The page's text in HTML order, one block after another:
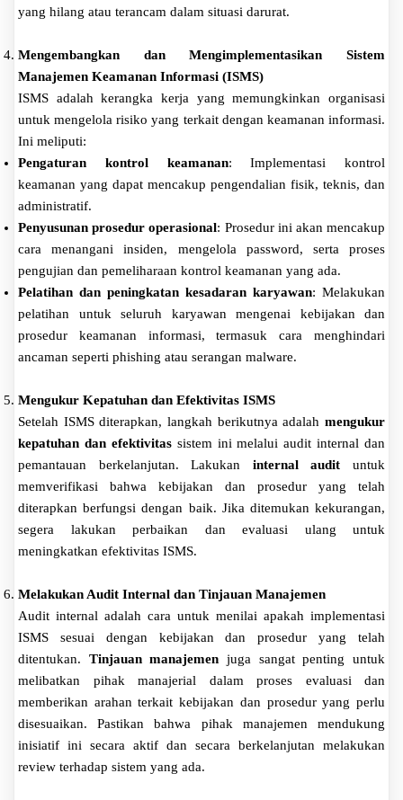
yang hilang atau terancam dalam situasi darurat.
Mengembangkan dan Mengimplementasikan Sistem
Manajemen Keamanan Informasi (ISMS)
ISMS adalah kerangka kerja yang memungkinkan organisasi
untuk mengelola risiko yang terkait dengan keamanan informasi.
Ini meliputi:
Pengaturan kontrol keamanan: Implementasi kontrol
keamanan yang dapat mencakup pengendalian fisik, teknis, dan
administratif.
Penyusunan prosedur operasional: Prosedur ini akan mencakup
cara menangani insiden, mengelola password, serta proses
pengujian dan pemeliharaan kontrol keamanan yang ada.
Pelatihan dan peningkatan kesadaran karyawan: Melakukan
pelatihan untuk seluruh karyawan mengenai kebijakan dan
prosedur keamanan informasi, termasuk cara menghindari
ancaman seperti phishing atau serangan malware.
Mengukur Kepatuhan dan Efektivitas ISMS
Setelah ISMS diterapkan, langkah berikutnya adalah mengukur
kepatuhan dan efektivitassistem ini melalui audit internal dan
pemantauan berkelanjutan. Lakukan internal audit untuk
memverifikasi bahwa kebijakan dan prosedur yang telah
diterapkan berfungsi dengan baik. Jika ditemukan kekurangan,
segera lakukan perbaikan dan evaluasi ulang untuk
meningkatkan efektivitas ISMS.
Melakukan Audit Internal dan Tinjauan Manajemen
Audit internal adalah cara untuk menilai apakah implementasi
ISMS sesuai dengan kebijakan dan prosedur yang telah
ditentukan. Tinjauan manajemen juga sangat penting untuk
melibatkan pihak manajerial dalam proses evaluasi dan
memberikan arahan terkait kebijakan dan prosedur yang perlu
disesuaikan. Pastikan bahwa pihak manajemen mendukung
inisiatif ini secara aktif dan secara berkelanjutan melakukan
review terhadap sistem yang ada.